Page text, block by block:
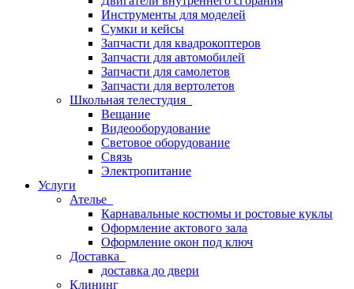
Инструменты для моделей
Сумки и кейсы
Запчасти для квадрокоптеров
Запчасти для автомобилей
Запчасти для самолетов
Запчасти для вертолетов
Школьная телестудия
Вещание
Видеооборудование
Световое оборудование
Связь
Электропитание
Услуги
Ателье
Карнавальные костюмы и ростовые куклы
Оформление актового зала
Оформление окон под ключ
Доставка
доставка до двери
Клининг